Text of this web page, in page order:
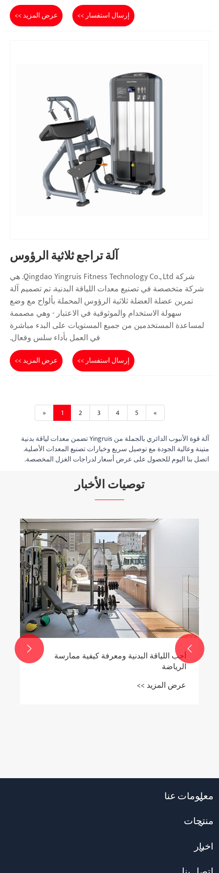
عرض المزيد >> إرسال استفسار >>
آلة تراجع ثلاثية الرؤوس
شركة Qingdao Yingruis Fitness Technology Co., Ltd. هي
شركة متخصصة في تصنيع معدات اللياقة البدنية. تم تصميم آلة
تمرين عضلة العضلة ثلاثية الرؤوس المحملة بألواح مع وضع
سهولة الاستخدام والموثوقية في الاعتبار - وهي مصممة
لمساعدة المستخدمين من جميع المستويات على البدء مباشرة
في العمل بأداء سلس وفعال.
عرض المزيد >> إرسال استفسار >>
« 1 2 3 4 5 »
آلة قوة الأنبوب الدائري بالجملة من Yingruis تضمن معدات لياقة بدنية
متينة وعالية الجودة مع توصيل سريع وخيارات تصنيع المعدات الأصلية.
اتصل بنا اليوم للحصول على عرض أسعار لدراجات الغزل المخصصة.
توصيات الأخبار
أحب اللياقة البدنية ومعرفة كيفية ممارسة
الرياضة
عرض المزيد >>


معلومات عنا
منتجات
أخبار